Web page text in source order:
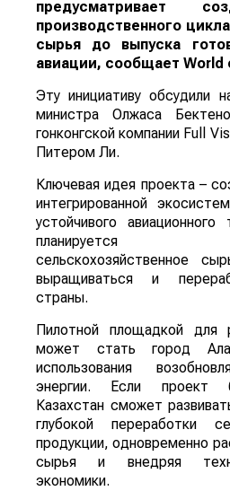
предусматривает
производственного
сырья до выпуска
авиации, сообщает World
Эту инициативу обсудили
министра Олжаса
гонконгской компании Full
Питером Ли.
Ключевая идея проекта –
интегрированной
устойчивого
планируется
сельскохозяйственное
выращиваться и
страны.
Пилотной площадкой для
может стать город
использования
энергии. Если проект
Казахстан сможет
глубокой переработки
продукции, одновременно
сырья и внедряя
экономики.